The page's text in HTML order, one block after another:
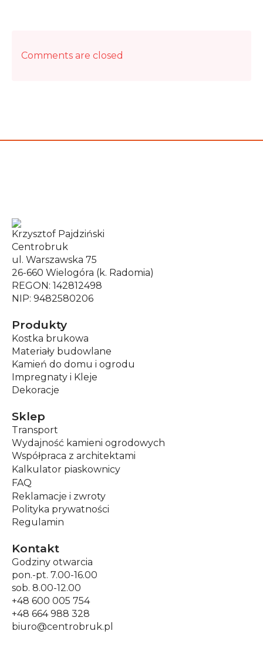
Comments are closed
Krzysztof Pajdziński
Centrobruk
ul. Warszawska 75
26-660 Wielogóra (k. Radomia)
REGON: 142812498
NIP: 9482580206
Produkty
Kostka brukowa
Materiały budowlane
Kamień do domu i ogrodu
Impregnaty i Kleje
Dekoracje
Sklep
Transport
Wydajność kamieni ogrodowych
Współpraca z architektami
Kalkulator piaskownicy
FAQ
Reklamacje i zwroty
Polityka prywatności
Regulamin
Kontakt
Godziny otwarcia
pon.-pt. 7.00-16.00
sob. 8.00-12.00
+48 600 005 754
+48 664 988 328
biuro@centrobruk.pl